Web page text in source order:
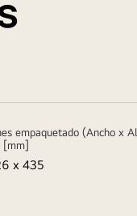
empaquetado (Ancho x
[mm]
x 435